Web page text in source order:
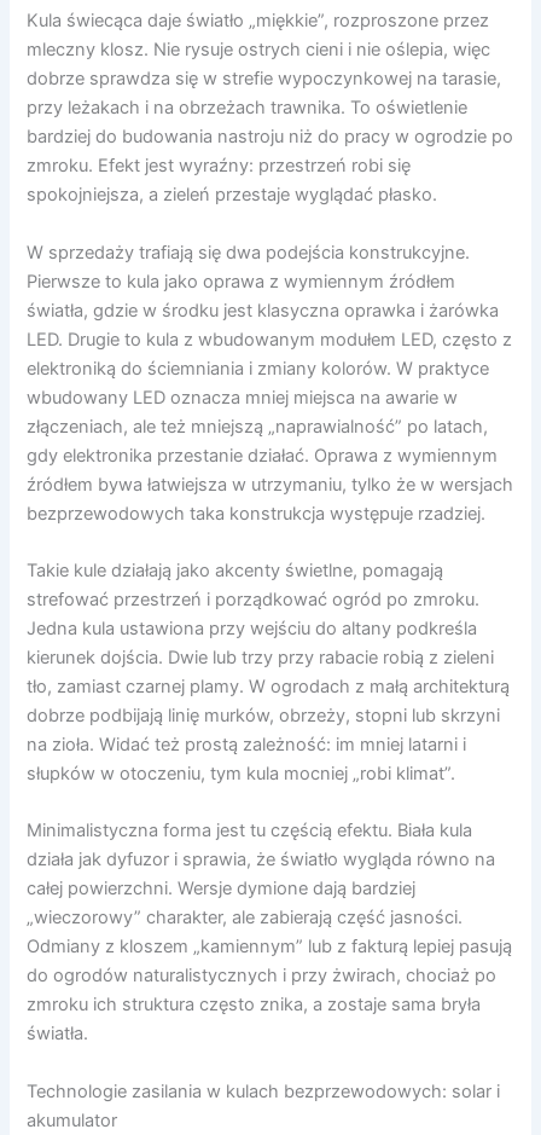
Kula świecąca daje światło „miękkie”, rozproszone przez
mleczny klosz. Nie rysuje ostrych cieni i nie oślepia, więc
dobrze sprawdza się w strefie wypoczynkowej na tarasie,
przy leżakach i na obrzeżach trawnika. To oświetlenie
bardziej do budowania nastroju niż do pracy w ogrodzie po
zmroku. Efekt jest wyraźny: przestrzeń robi się
spokojniejsza, a zieleń przestaje wyglądać płasko.
W sprzedaży trafiają się dwa podejścia konstrukcyjne.
Pierwsze to kula jako oprawa z wymiennym źródłem
światła, gdzie w środku jest klasyczna oprawka i żarówka
LED. Drugie to kula z wbudowanym modułem LED, często z
elektroniką do ściemniania i zmiany kolorów. W praktyce
wbudowany LED oznacza mniej miejsca na awarie w
złączeniach, ale też mniejszą „naprawialność” po latach,
gdy elektronika przestanie działać. Oprawa z wymiennym
źródłem bywa łatwiejsza w utrzymaniu, tylko że w wersjach
bezprzewodowych taka konstrukcja występuje rzadziej.
Takie kule działają jako akcenty świetlne, pomagają
strefować przestrzeń i porządkować ogród po zmroku.
Jedna kula ustawiona przy wejściu do altany podkreśla
kierunek dojścia. Dwie lub trzy przy rabacie robią z zieleni
tło, zamiast czarnej plamy. W ogrodach z małą architekturą
dobrze podbijają linię murków, obrzeży, stopni lub skrzyni
na zioła. Widać też prostą zależność: im mniej latarni i
słupków w otoczeniu, tym kula mocniej „robi klimat”.
Minimalistyczna forma jest tu częścią efektu. Biała kula
działa jak dyfuzor i sprawia, że światło wygląda równo na
całej powierzchni. Wersje dymione dają bardziej
„wieczorowy” charakter, ale zabierają część jasności.
Odmiany z kloszem „kamiennym” lub z fakturą lepiej pasują
do ogrodów naturalistycznych i przy żwirach, chociaż po
zmroku ich struktura często znika, a zostaje sama bryła
światła.
Technologie zasilania w kulach bezprzewodowych: solar i
akumulator